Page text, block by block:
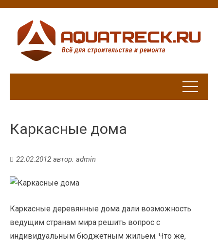
Каркасные дома
22.02.2012 автор: admin
Каркасные деревянные дома дали возможность
ведущим странам мира решить вопрос с
индивидуальным бюджетным жильем. Что же,